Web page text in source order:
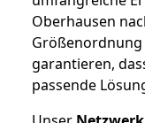
Oberhausen
garantieren,
passende